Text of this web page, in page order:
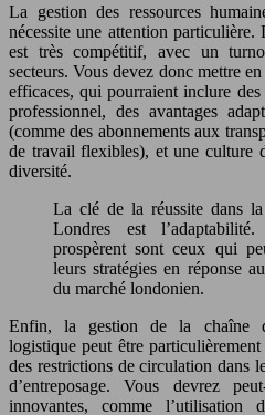
La gestion des ressources
nécessite une attention
est très compétitif, avec un
secteurs. Vous devez donc mettre
efficaces, qui pourraient inclure
professionnel, des avantages
(comme des abonnements aux
de travail flexibles), et une culture
diversité.
La clé de la réussite dans
Londres est
prospèrent sont ceux qui
leurs stratégies en réponse
du marché londonien.
Enfin, la gestion de la chaîne
logistique peut être
des restrictions de circulation dans
d’entreposage. Vous devrez
innovantes, comme l’utilisation